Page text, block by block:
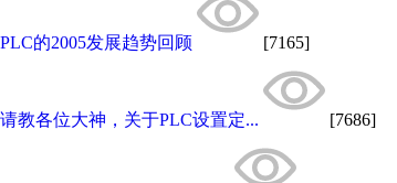
PLC的2005发展趋势回顾 [7165]
请教各位大神，关于PLC设置定... [7686]